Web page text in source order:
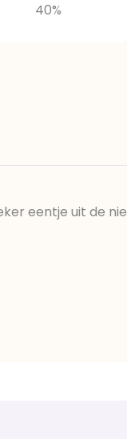
40%
eentje uit de